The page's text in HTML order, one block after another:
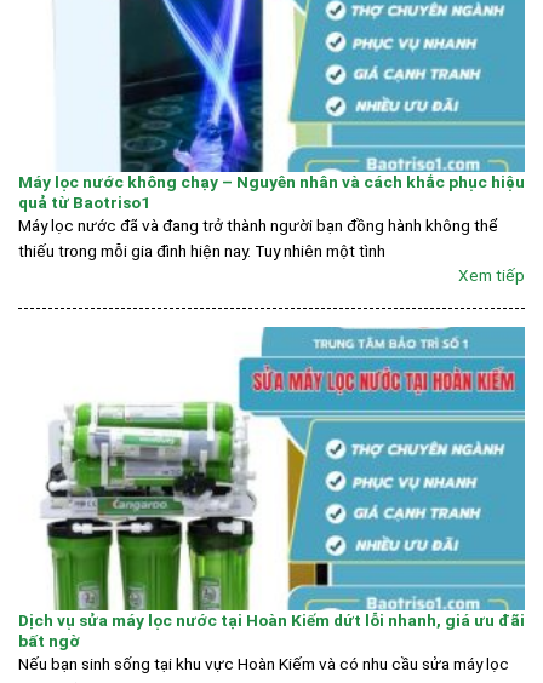
Máy lọc nước không chạy – Nguyên nhân và cách khắc phục hiệu
quả từ Baotriso1
Máy lọc nước đã và đang trở thành người bạn đồng hành không thể
thiếu trong mỗi gia đình hiện nay. Tuy nhiên một tình
Xem tiếp
Dịch vụ sửa máy lọc nước tại Hoàn Kiếm dứt lỗi nhanh, giá ưu đãi
bất ngờ
Nếu bạn sinh sống tại khu vực Hoàn Kiếm và có nhu cầu sửa máy lọc